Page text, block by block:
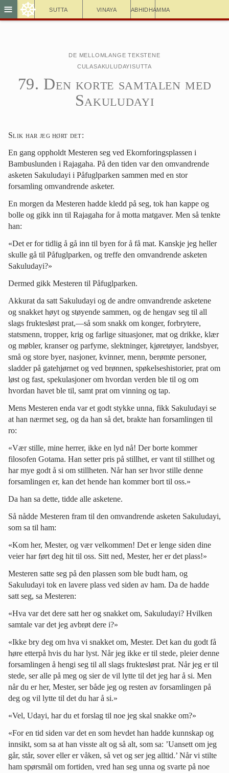
Sutta Vinaya Abhidhamma
≡ ☸
De mellomlange tekstene
Culasakuludayisutta
79. Den korte samtalen med
Sakuludayi
Slik har jeg hørt det:
En gang oppholdt Mesteren seg ved Ekornforingsplassen i
Bambuslunden i Rajagaha. På den tiden var den omvandrende
asketen Sakuludayi i Påfuglparken sammen med en stor
forsamling omvandrende asketer.
En morgen da Mesteren hadde kledd på seg, tok han kappe og
bolle og gikk inn til Rajagaha for å motta matgaver. Men så tenkte
han:
«Det er for tidlig å gå inn til byen for å få mat. Kanskje jeg heller
skulle gå til Påfuglparken, og treffe den omvandrende asketen
Sakuludayi?»
Dermed gikk Mesteren til Påfuglparken.
Akkurat da satt Sakuludayi og de andre omvandrende asketene
og snakket høyt og støyende sammen, og de hengav seg til all
slags fruktesløst prat,—så som snakk om konger, forbrytere,
statsmenn, tropper, krig og farlige situasjoner, mat og drikke, klær
og møbler, kranser og parfyme, slektninger, kjøretøyer, landsbyer,
små og store byer, nasjoner, kvinner, menn, berømte personer,
sladder på gatehjørnet og ved brønnen, spøkelseshistorier, prat om
løst og fast, spekulasjoner om hvordan verden ble til og om
hvordan havet ble til, samt prat om vinning og tap.
Mens Mesteren enda var et godt stykke unna, fikk Sakuludayi se
at han nærmet seg, og da han så det, brakte han forsamlingen til
ro:
«Vær stille, mine herrer, ikke en lyd nå! Der borte kommer
filosofen Gotama. Han setter pris på stillhet, er vant til stillhet og
har mye godt å si om stillheten. Når han ser hvor stille denne
forsamlingen er, kan det hende han kommer bort til oss.»
Da han sa dette, tidde alle asketene.
Så nådde Mesteren fram til den omvandrende asketen Sakuludayi,
som sa til ham:
«Kom her, Mester, og vær velkommen! Det er lenge siden dine
veier har ført deg hit til oss. Sitt ned, Mester, her er det plass!»
Mesteren satte seg på den plassen som ble budt ham, og
Sakuludayi tok en lavere plass ved siden av ham. Da de hadde
satt seg, sa Mesteren:
«Hva var det dere satt her og snakket om, Sakuludayi? Hvilken
samtale var det jeg avbrøt dere i?»
«Ikke bry deg om hva vi snakket om, Mester. Det kan du godt få
høre etterpå hvis du har lyst. Når jeg ikke er til stede, pleier denne
forsamlingen å hengi seg til all slags fruktesløst prat. Når jeg er til
stede, ser alle på meg og sier de vil lytte til det jeg har å si. Men
når du er her, Mester, ser både jeg og resten av forsamlingen på
deg og vil lytte til det du har å si.»
«Vel, Udayi, har du et forslag til noe jeg skal snakke om?»
«For en tid siden var det en som hevdet han hadde kunnskap og
innsikt, som sa at han visste alt og så alt, som sa: ’Uansett om jeg
går, står, sover eller er våken, så vet og ser jeg alltid.’ Når vi stilte
ham spørsmål om fortiden, vred han seg unna og svarte på noe